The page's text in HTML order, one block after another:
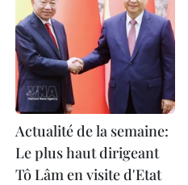
Actualité de la semaine:
Le plus haut dirigeant
Tô Lâm en visite d'Etat